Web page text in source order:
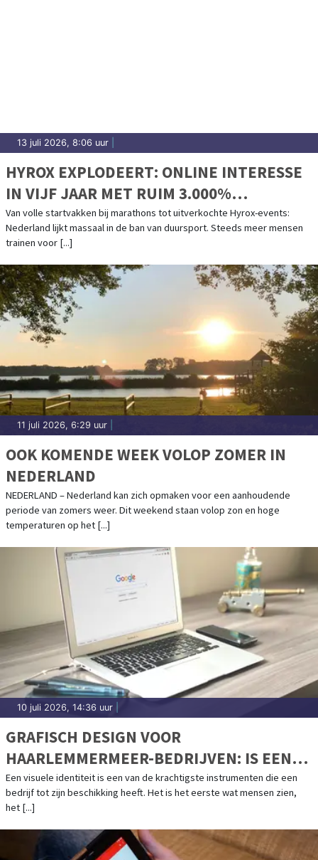
13 juli 2026, 8:06 uur
HYROX EXPLODEERT: ONLINE INTERESSE
IN VIJF JAAR MET RUIM 3.000%
GESTEGEN
Van volle startvakken bij marathons tot uitverkochte Hyrox-events:
Nederland lijkt massaal in de ban van duursport. Steeds meer mensen
trainen voor [...]
11 juli 2026, 6:29 uur
OOK KOMENDE WEEK VOLOP ZOMER IN
NEDERLAND
NEDERLAND – Nederland kan zich opmaken voor een aanhoudende
periode van zomers weer. Dit weekend staan volop zon en hoge
temperaturen op het [...]
10 juli 2026, 14:36 uur
GRAFISCH DESIGN VOOR
HAARLEMMERMEER-BEDRIJVEN: IS EEN
STERKE VISUELE HUISSTIJL DE NIEUWE
MARKETINGSTRATEGIE?
Een visuele identiteit is een van de krachtigste instrumenten die een
bedrijf tot zijn beschikking heeft. Het is het eerste wat mensen zien,
het [...]